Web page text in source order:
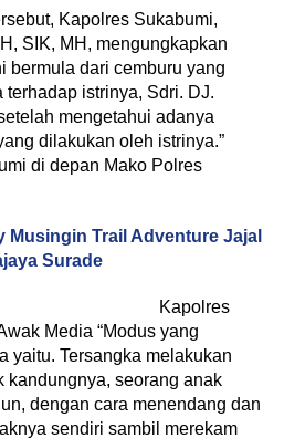
Kapolres Sukabumi,
SIK, MH, mengungkapkan
bermula dari cemburu yang
istrinya, Sdri. DJ.
mengetahui adanya
dilakukan oleh istrinya.”
di depan Mako Polres
Musingin Trail Adventure Jajal
Surade
Kapolres
Media “Modus yang
yaitu. Tersangka melakukan
kandungnya, seorang anak
dengan cara menendang dan
sendiri sambil merekam